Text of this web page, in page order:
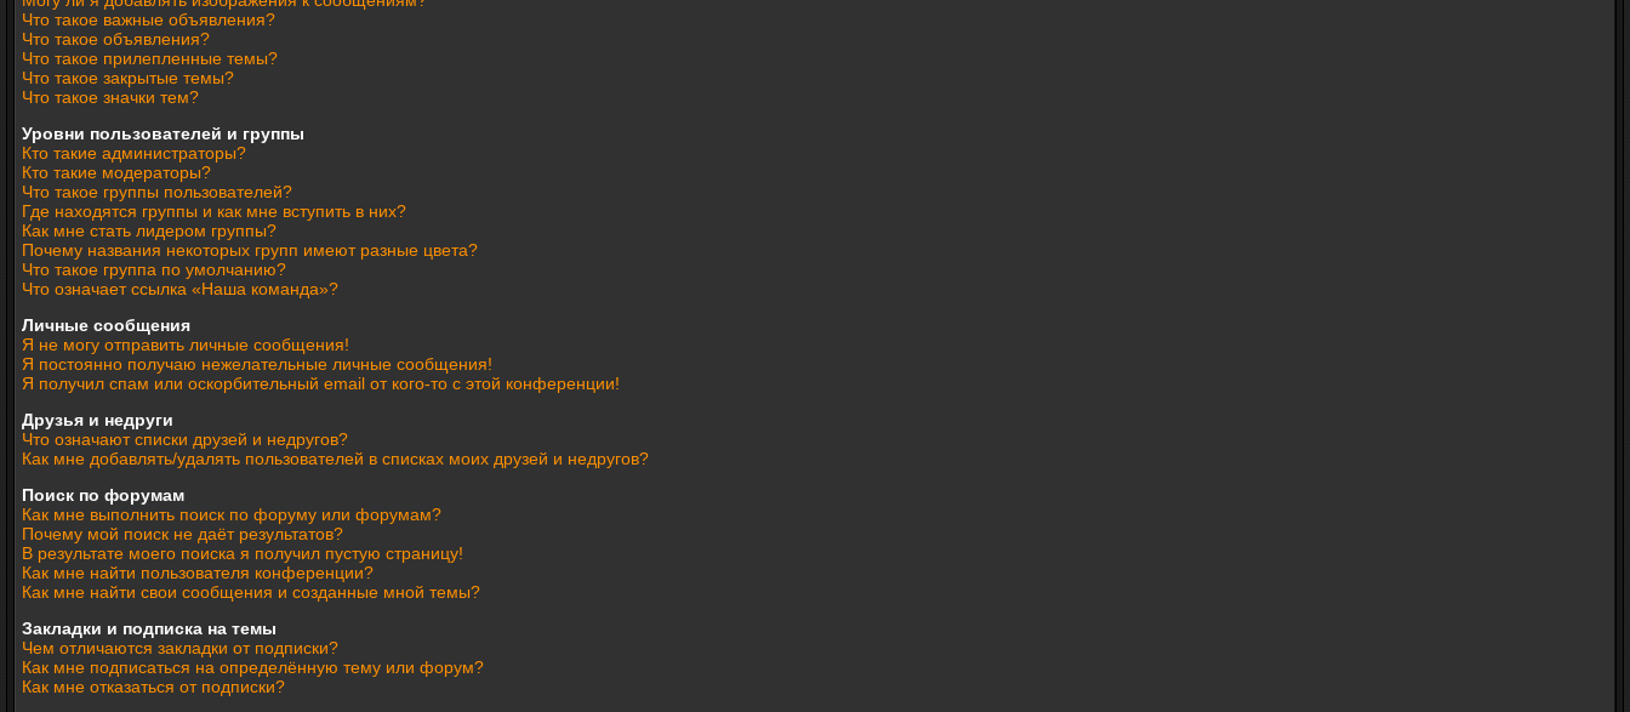
Что такое важные объявления?
Что такое объявления?
Что такое прилепленные темы?
Что такое закрытые темы?
Что такое значки тем?
Уровни пользователей и группы
Кто такие администраторы?
Кто такие модераторы?
Что такое группы пользователей?
Где находятся группы и как мне вступить в них?
Как мне стать лидером группы?
Почему названия некоторых групп имеют разные цвета?
Что такое группа по умолчанию?
Что означает ссылка «Наша команда»?
Личные сообщения
Я не могу отправить личные сообщения!
Я постоянно получаю нежелательные личные сообщения!
Я получил спам или оскорбительный email от кого-то с этой конференции!
Друзья и недруги
Что означают списки друзей и недругов?
Как мне добавлять/удалять пользователей в списках моих друзей и недругов?
Поиск по форумам
Как мне выполнить поиск по форуму или форумам?
Почему мой поиск не даёт результатов?
В результате моего поиска я получил пустую страницу!
Как мне найти пользователя конференции?
Как мне найти свои сообщения и созданные мной темы?
Закладки и подписка на темы
Чем отличаются закладки от подписки?
Как мне подписаться на определённую тему или форум?
Как мне отказаться от подписки?